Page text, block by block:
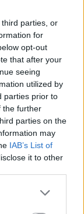
parties, or
for
opt-out
that after your
seeing
utilized by
parties prior to
the further
parties on the
may
IAB’s List of
it to other